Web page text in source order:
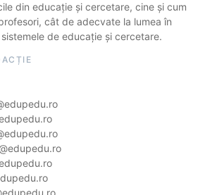
din educație și cercetare, cine și cum
cât de adecvate la lumea în
de educație și cercetare.